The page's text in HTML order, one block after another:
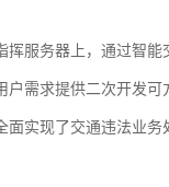
服务器上，通过智能
需求提供二次开发可
实现了交通违法业务